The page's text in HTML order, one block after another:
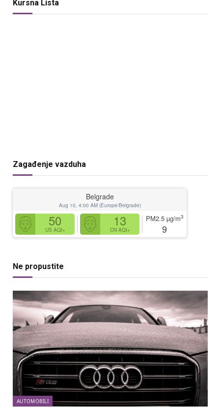
Kursna Lista
Zagađenje vazduha
Belgrade
Aug 10, 4:00 AM (Europe/Belgrade)
50
US AQI+
13
CN AQI+
PM2.5 µg/m3
9
Ne propustite
AUTOMOBILI